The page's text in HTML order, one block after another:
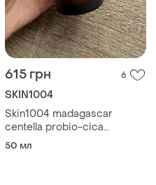
615 грн 6
SKIN1004
Skin1004 madagascar
centella probio-cica
intensive ampoule
50 мл